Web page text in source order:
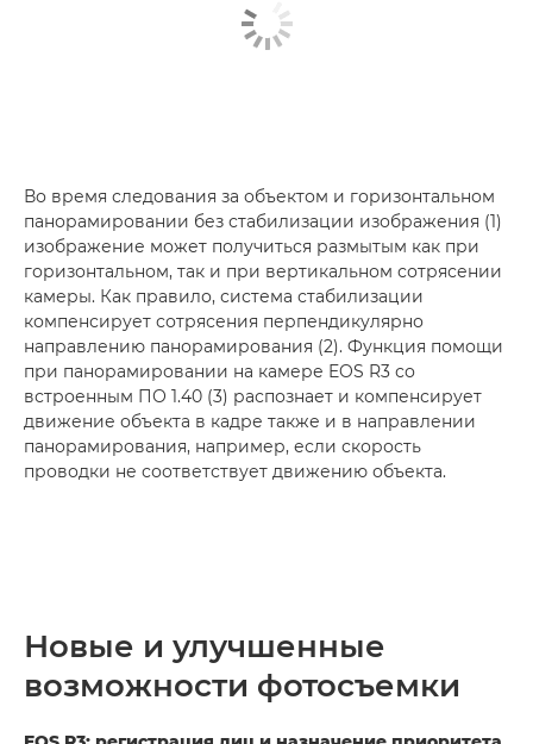
Во время следования за объектом и горизонтальном
панорамировании без стабилизации изображения (1)
изображение может получиться размытым как при
горизонтальном, так и при вертикальном сотрясении
камеры. Как правило, система стабилизации
компенсирует сотрясения перпендикулярно
направлению панорамирования (2). Функция помощи
при панорамировании на камере EOS R3 со
встроенным ПО 1.40 (3) распознает и компенсирует
движение объекта в кадре также и в направлении
панорамирования, например, если скорость
проводки не соответствует движению объекта.
Новые и улучшенные
возможности фотосъемки